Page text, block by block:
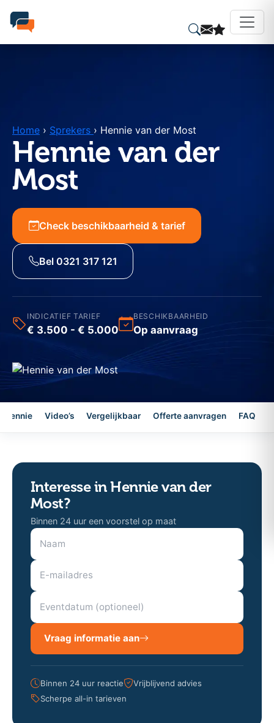
Home › Sprekers › Hennie van der Most
Hennie van der
Most
Check beschikbaarheid & tarief
Bel 0321 317 121
INDICATIEF TARIEF
€ 3.500 - € 5.000
BESCHIKBAARHEID
Op aanvraag
Hennie Video’s Vergelijkbaar Offerte aanvragen FAQ
Interesse in Hennie van der
Most?
Binnen 24 uur een voorstel op maat
Vraag informatie aan
Binnen 24 uur reactie
Vrijblijvend advies
Scherpe all-in tarieven